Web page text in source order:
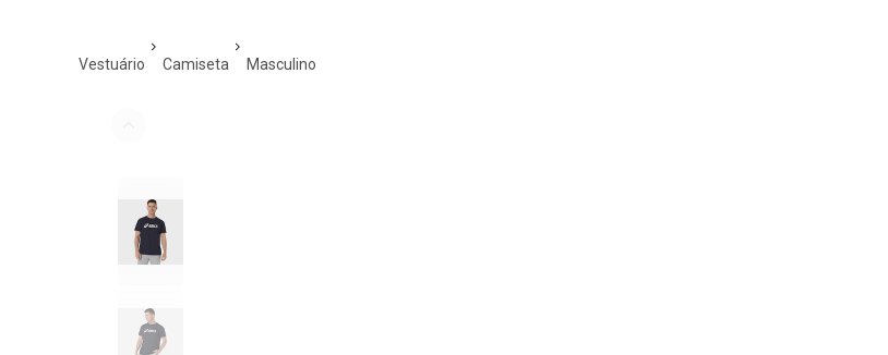
vestuário camiseta masculino